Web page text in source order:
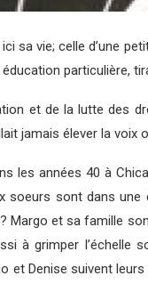
sa vie; celle d’une
particulière,
et de la lutte des
jamais élever la
les années 40 à
soeurs sont dans
Margo et sa famille
à grimper l’échelle
Denise suivent